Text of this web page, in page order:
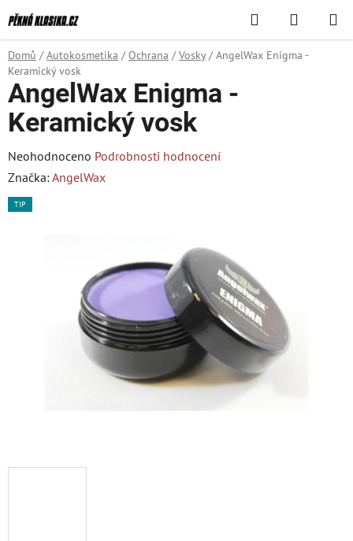
na
obsah
Hledat
KOŠÍK
Domů / Autokosmetika / Ochrana / Vosky / AngelWax Enigma -
Keramický vosk
AngelWax Enigma -
Keramický vosk
Průměrné
hodnocení
produktu
Neohodnoceno Podrobnosti hodnocení
Značka:AngelWax
TIP